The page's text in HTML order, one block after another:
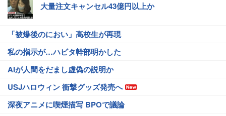
大量注文キャンセル43億円以上か
「被爆後のにおい」高校生が再現
私の指示が…ハビタ幹部明かした
AIが人間をだまし虚偽の説明か
USJハロウィン 衝撃グッズ発売へ
深夜アニメに喫煙描写 BPOで議論